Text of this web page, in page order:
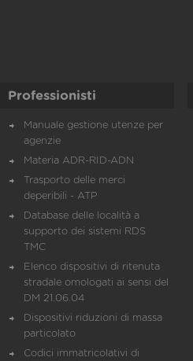
Professionisti
Manuale gestione utenze per
agenzie
Materia ADR-RID-ADN
Trasporto delle merci
deperibili - ATP
Database delle località a
supporto dei sistemi RDS
TMC
Elenco dispositivi di ritenuta
stradale omologati ai sensi del
DM 21.06.04
Dispositivi riduzioni di massa
particolato
Codici immatricolativi di